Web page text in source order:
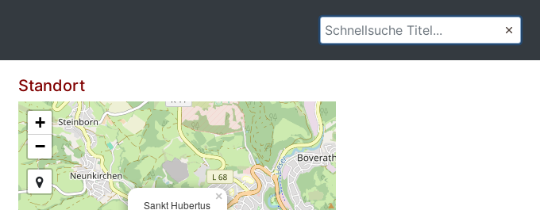
Standort
Sankt Hubertus
×
+
−